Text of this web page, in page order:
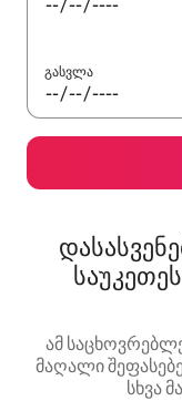
გასვლა
ამ
მაღალი
სხვა